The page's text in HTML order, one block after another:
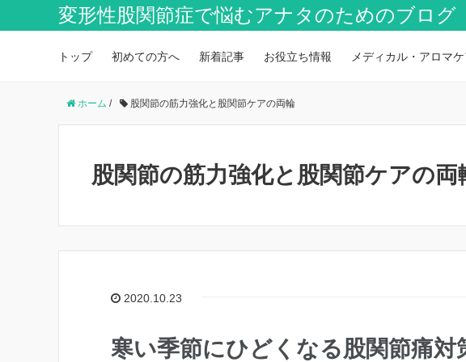
変形性股関節症で悩むアナタのためのブログ
トップ 初めての方へ 新着記事 お役立ち情報 メディカル・アロマ
ホーム / 股関節の筋力強化と股関節ケアの両輪
股関節の筋力強化と股関節ケアの両
2020.10.23
寒い季節にひどくなる股関節痛対